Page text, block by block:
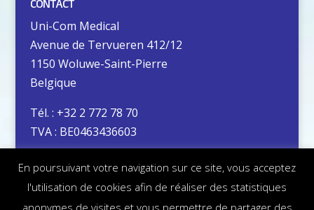
CONTACT
Uni-Com Medical
Avenue de Tervueren 412/12
1150 Woluwe-Saint-Pierre
Belgique
Tél. : +32 2 772 78 70
TVA : BE0463436603
Vie privée
Mentions légales
En poursuivant votre navigation sur ce site, vous acceptez
l'utilisation de cookies afin de réaliser des statistiques
anonymes de visites et vous permettre de partager des